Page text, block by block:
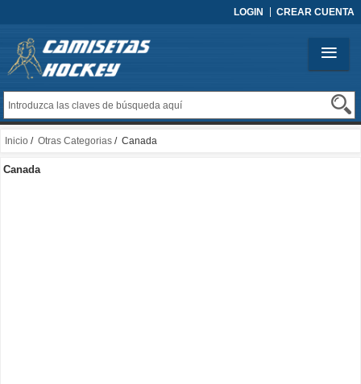
LOGIN CREAR CUENTA
Inicio / Otras Categorias / Canada
Canada